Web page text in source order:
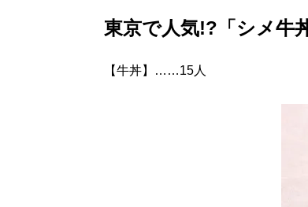
東京で人気!?「シメ牛
【牛丼】……15人